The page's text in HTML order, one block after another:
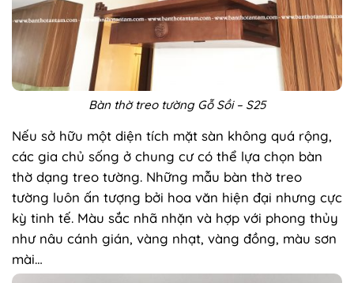
Bàn thờ treo tường Gỗ Sồi – S25
Nếu sở hữu một diện tích mặt sàn không quá rộng,
các gia chủ sống ở chung cư có thể lựa chọn bàn
thờ dạng treo tường. Những mẫu bàn thờ treo
tường luôn ấn tượng bởi hoa văn hiện đại nhưng cực
kỳ tinh tế. Màu sắc nhã nhặn và hợp với phong thủy
như nâu cánh gián, vàng nhạt, vàng đồng, màu sơn
mài…